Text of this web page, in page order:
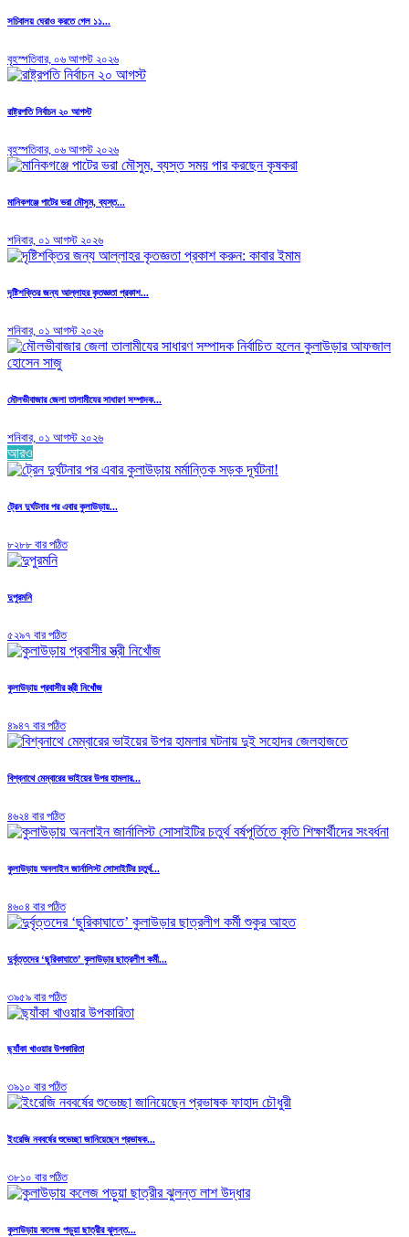
সচিবালয় ঘেরাও করতে গেল ১১...
বৃহস্পতিবার, ০৬ আগস্ট ২০২৬
রাষ্ট্রপতি নির্বাচন ২০ আগস্ট
বৃহস্পতিবার, ০৬ আগস্ট ২০২৬
মানিকগঞ্জে পাটের ভরা মৌসুম, ব্যস্ত...
শনিবার, ০১ আগস্ট ২০২৬
দৃষ্টিশক্তির জন্য আল্লাহর কৃতজ্ঞতা প্রকাশ...
শনিবার, ০১ আগস্ট ২০২৬
মৌলভীবাজার জেলা তালামীযের সাধারণ সম্পাদক...
শনিবার, ০১ আগস্ট ২০২৬
আরও
ট্রেন দুর্ঘটনার পর এবার কুলাউড়ায়...
৮২৮৮ বার পঠিত
দুপুরমনি
৫২৯৭ বার পঠিত
কুলাউড়ায় প্রবাসীর স্ত্রী নিখোঁজ
৪৯৪৭ বার পঠিত
বিশ্বনাথে মেম্বারের ভাইয়ের উপর হামলার...
৪৬২৪ বার পঠিত
কুলাউড়ায় অনলাইন জার্নালিস্ট সোসাইটির চতুর্থ...
৪৬০৪ বার পঠিত
দুর্বৃত্তদের ‘ছুরিকাঘাতে’ কুলাউড়ার ছাত্রলীগ কর্মী...
৩৯৫৯ বার পঠিত
ছ্যাঁকা খাওয়ার উপকারিতা
৩৯১০ বার পঠিত
ইংরেজি নববর্ষের শুভেচ্ছা জানিয়েছেন প্রভাষক...
৩৮১০ বার পঠিত
কুলাউড়ায় কলেজ পড়ুয়া ছাত্রীর ঝুলন্ত...